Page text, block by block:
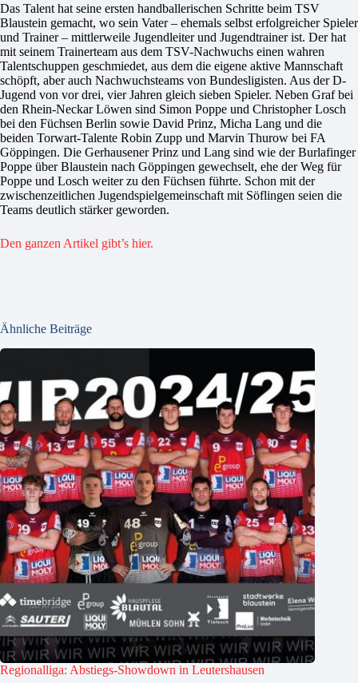
Das Talent hat seine ersten handballerischen Schritte beim TSV
Blaustein gemacht, wo sein Vater – ehemals selbst erfolgreicher Spieler
und Trainer – mittlerweile Jugendleiter und Jugendtrainer ist. Der hat
mit seinem Trainerteam aus dem TSV-Nachwuchs einen wahren
Talentschuppen geschmiedet, aus dem die eigene aktive Mannschaft
schöpft, aber auch Nachwuchsteams von Bundesligisten. Aus der D-
Jugend von vor drei, vier Jahren gleich sieben Spieler. Neben Graf bei
den Rhein-Neckar Löwen sind Simon Poppe und Christopher Losch
bei den Füchsen Berlin sowie David Prinz, Micha Lang und die
beiden Torwart-Talente Robin Zupp und Marvin Thurow bei FA
Göppingen. Die Gerhausener Prinz und Lang sind wie der Burlafinger
Poppe über Blaustein nach Göppingen gewechselt, ehe der Weg für
Poppe und Losch weiter zu den Füchsen führte. Schon mit der
zwischenzeitlichen Jugendspielgemeinschaft mit Söflingen seien die
Teams deutlich stärker geworden.
Den ganzen Artikel gibt’s hier.
Ähnliche Beiträge
Regionalliga: Abstiegs-Showdown in Leutershausen